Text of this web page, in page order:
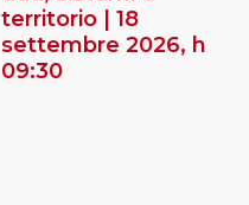
territorio | 18
settembre 2026, h
09:30